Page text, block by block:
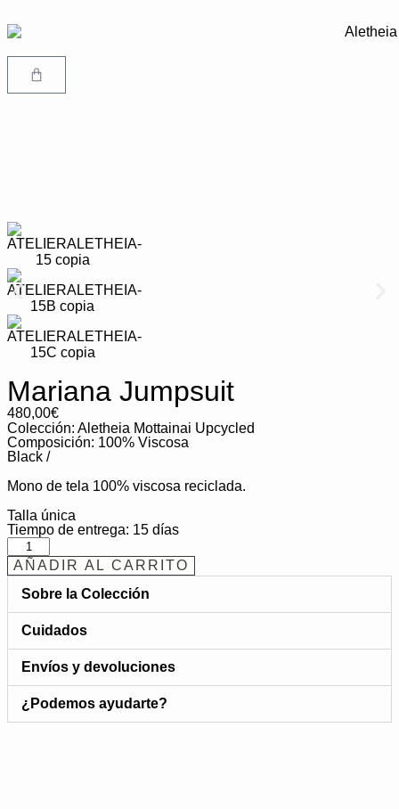
Mariana Jumpsuit
480,00€
Colección: Aletheia Mottainai Upcycled
Composición: 100% Viscosa
Black /
Mono de tela 100% viscosa reciclada.
Talla única
Tiempo de entrega: 15 días
AÑADIR AL CARRITO
Sobre la Colección
Cuidados
Envíos y devoluciones
¿Podemos ayudarte?